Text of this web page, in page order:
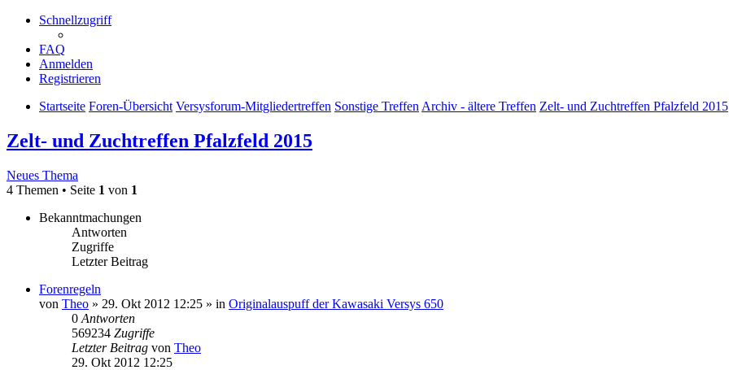
Schnellzugriff
FAQ
Anmelden
Registrieren
Startseite Foren-Übersicht Versysforum-Mitgliedertreffen Sonstige Treffen Archiv - ältere Treffen Zelt- und Zuchtreffen Pfalzfeld 2015
Zelt- und Zuchtreffen Pfalzfeld 2015
Neues Thema
4 Themen • Seite 1 von 1
Bekanntmachungen
Antworten
Zugriffe
Letzter Beitrag
Forenregeln
von Theo » 29. Okt 2012 12:25 » in Originalauspuff der Kawasaki Versys 650
0 Antworten
569234 Zugriffe
Letzter Beitrag von Theo
29. Okt 2012 12:25